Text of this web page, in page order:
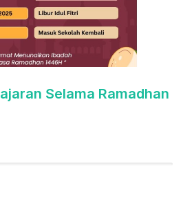
Selama Ramadhan